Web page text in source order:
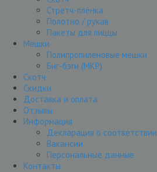
Стретч-плёнка
Полотно / рукав
Пакеты для пиццы
Мешки
Полипропиленовые мешки
Биг-бэги (МКР)
Скотч
Скидки
Доставка и оплата
Отзывы
Информация
Декларация о соответствии
Вакансии
Персональные данные
Контакты